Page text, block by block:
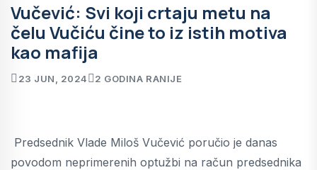
Vučević: Svi koji crtaju metu na
čelu Vučiću čine to iz istih motiva
kao mafija
23 JUN, 2024 2 GODINA RANIJE
Predsednik Vlade Miloš Vučević poručio je danas
povodom neprimerenih optužbi na račun predsednika